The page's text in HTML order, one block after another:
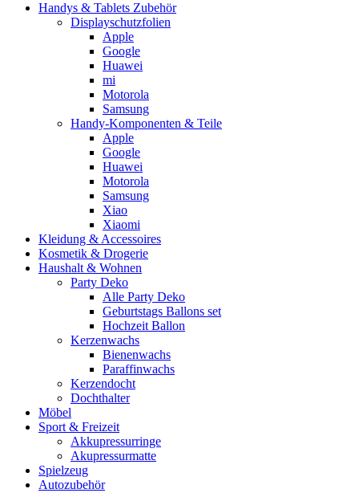
Handys & Tablets Zubehör
Displayschutzfolien
Apple
Google
Huawei
mi
Motorola
Samsung
Handy-Komponenten & Teile
Apple
Google
Huawei
Motorola
Samsung
Xiao
Xiaomi
Kleidung & Accessoires
Kosmetik & Drogerie
Haushalt & Wohnen
Party Deko
Alle Party Deko
Geburtstags Ballons set
Hochzeit Ballon
Kerzenwachs
Bienenwachs
Paraffinwachs
Kerzendocht
Dochthalter
Möbel
Sport & Freizeit
Akkupressurringe
Akupressurmatte
Spielzeug
Autozubehör